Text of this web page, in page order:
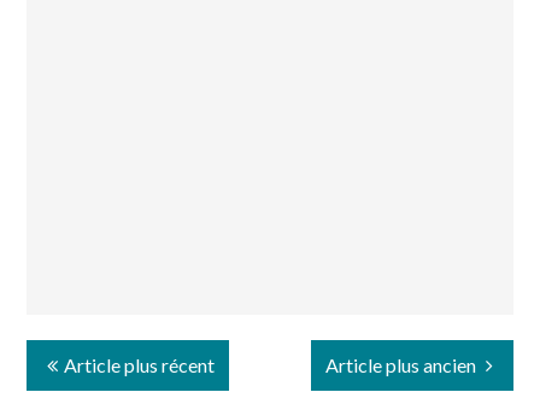
Article plus récent Article plus ancien